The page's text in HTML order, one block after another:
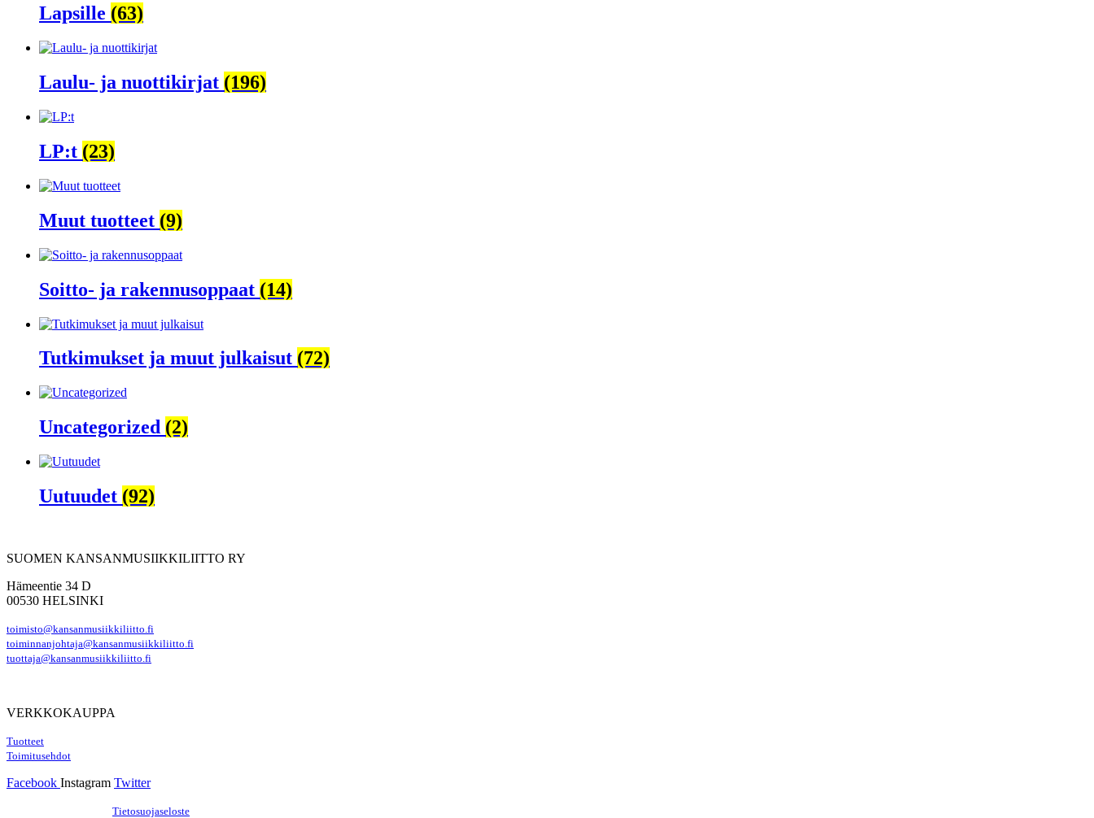
Lapsille (63)
Laulu- ja nuottikirjat (196)
LP:t (23)
Muut tuotteet (9)
Soitto- ja rakennusoppaat (14)
Tutkimukset ja muut julkaisut (72)
Uncategorized (2)
Uutuudet (92)
SUOMEN KANSANMUSIIKKILIITTO RY
Hämeentie 34 D
00530 HELSINKI
toimisto@kansanmusiikkiliitto.fi
toiminnanjohtaja@kansanmusiikkiliitto.fi
tuottaja@kansanmusiikkiliitto.fi
VERKKOKAUPPA
Tuotteet
Toimitusehdot
Facebook Instagram Twitter
Tietosuojaseloste